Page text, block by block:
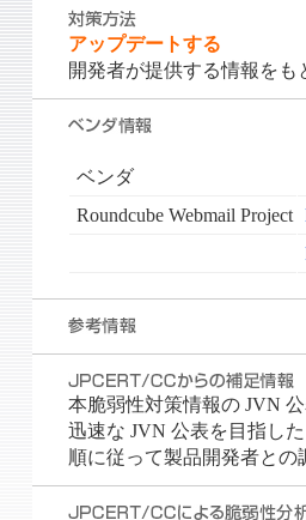
アップデートする
開発者が提供する情報をも
ベンダ
Roundcube Webmail Project
本脆弱性対策情報の JVN
迅速な JVN 公表を目指し
順に従って製品開発者との